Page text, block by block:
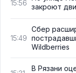
15:56
закроют
15:49
Сбер
Wildberries
В Рязани